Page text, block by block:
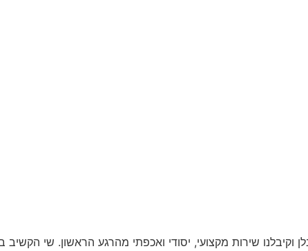
וקיבלנו שירות מקצועי, יסודי ואכפתי מהרגע הראשון. שי